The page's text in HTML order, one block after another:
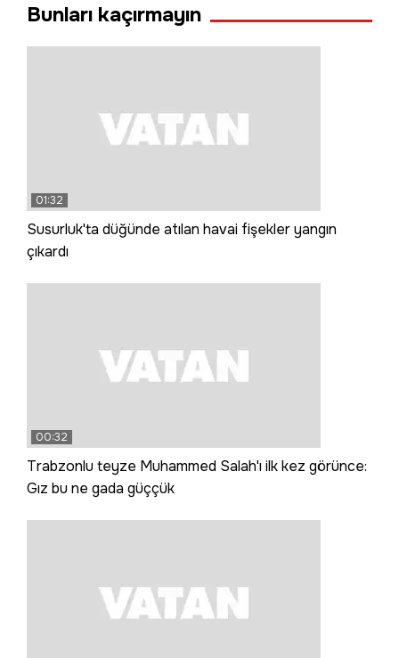
Bunları kaçırmayın
01:32
Susurluk'ta düğünde atılan havai fişekler yangın
çıkardı
00:32
Trabzonlu teyze Muhammed Salah'ı ilk kez görünce:
Gız bu ne gada güççük